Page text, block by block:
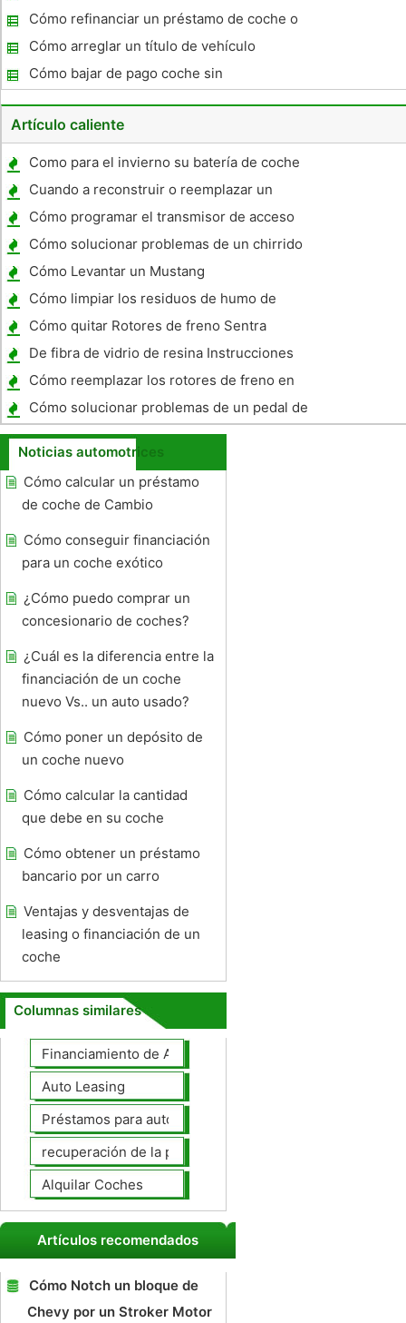
Cómo refinanciar un préstamo de coche o
Auto
Cómo arreglar un título de vehículo
Cómo bajar de pago coche sin
refinanciación
Artículo caliente
Como para el invierno su batería de coche
para los inviernos helados
Cuando a reconstruir o reemplazar un
motor
Cómo programar el transmisor de acceso
remoto Malibu 2001
Cómo solucionar problemas de un chirrido
del motor
Cómo Levantar un Mustang
Cómo limpiar los residuos de humo de
parabrisas de automóviles
Cómo quitar Rotores de freno Sentra
De fibra de vidrio de resina Instrucciones
Cómo reemplazar los rotores de freno en
un Nissan Pickup 1986
Cómo solucionar problemas de un pedal de
embrague suave si Muele cuando lo pones
en el engranaje
Noticias automotrices
Cómo calcular un préstamo
de coche de Cambio
Cómo conseguir financiación
para un coche exótico
¿Cómo puedo comprar un
concesionario de coches?
¿Cuál es la diferencia entre la
financiación de un coche
nuevo Vs.. un auto usado?
Cómo poner un depósito de
un coche nuevo
Cómo calcular la cantidad
que debe en su coche
Cómo obtener un préstamo
bancario por un carro
Ventajas y desventajas de
leasing o financiación de un
coche
Columnas similares
Financiamiento de Autos
Auto Leasing
Préstamos para autos
recuperación de la posesión de coches
Alquilar Coches
Artículos recomendados
Cómo Notch un bloque de
Chevy por un Stroker Motor